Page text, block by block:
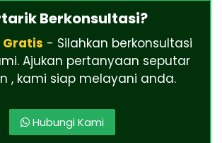
Berkonsultasi?
Gratis - Silahkan berkonsultasi
Ajukan pertanyaan seputar
, kami siap melayani anda.
Hubungi Kami